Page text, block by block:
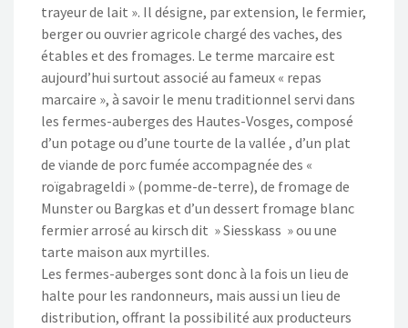
trayeur de lait ». Il désigne, par extension, le fermier,
berger ou ouvrier agricole chargé des vaches, des
étables et des fromages. Le terme marcaire est
aujourd’hui surtout associé au fameux « repas
marcaire », à savoir le menu traditionnel servi dans
les fermes-auberges des Hautes-Vosges, composé
d’un potage ou d’une tourte de la vallée , d’un plat
de viande de porc fumée accompagnée des «
roïgabrageldi » (pomme-de-terre), de fromage de
Munster ou Bargkas et d’un dessert fromage blanc
fermier arrosé au kirsch dit » Siesskass » ou une
tarte maison aux myrtilles.
Les fermes-auberges sont donc à la fois un lieu de
halte pour les randonneurs, mais aussi un lieu de
distribution, offrant la possibilité aux producteurs